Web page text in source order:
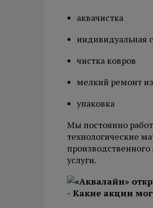
аквачистка
индивидуальная
чистка ковров
мелкий ремонт
упаковка
Мы постоянно
технологические
услуги.
- Какие акции